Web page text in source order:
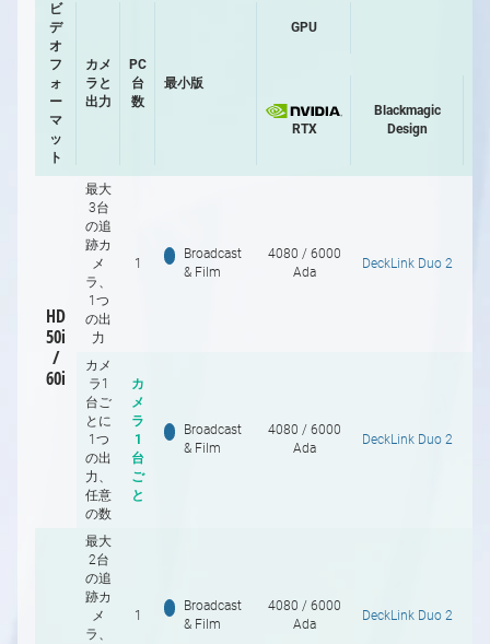
ビ
デ
オ
フ
ォ
ー
マ
ッ
ト
カメ
ラと
出力
PC
台
数
最小版
GPU
RTX
Blackmagic
Design
HD
50i
/
60i
最大
3台
の追
跡カ
メ
ラ、
1つ
の出
力
1
Broadcast
& Film
4080 / 6000
Ada
DeckLink Duo 2
カメ
ラ1
台ご
とに
1つ
の出
力、
任意
の数
カ
メ
ラ
1
台
ご
と
Broadcast
& Film
4080 / 6000
Ada
DeckLink Duo 2
最大
2台
の追
跡カ
メ
ラ、
1
Broadcast
& Film
4080 / 6000
Ada
DeckLink Duo 2